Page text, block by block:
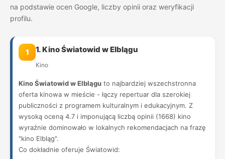
na podstawie ocen Google, liczby opinii oraz weryfikacji
profilu.
1 1. Kino Światowid w Elblągu
Kino
Kino Światowid w Elblągu to najbardziej wszechstronna
oferta kinowa w mieście - łączy repertuar dla szerokiej
publiczności z programem kulturalnym i edukacyjnym. Z
wysoką oceną 4.7 i imponującą liczbą opinii (1668) kino
wyraźnie dominowało w lokalnych rekomendacjach na frazę
"kino Elbląg".
Co dokładnie oferuje Światowid: